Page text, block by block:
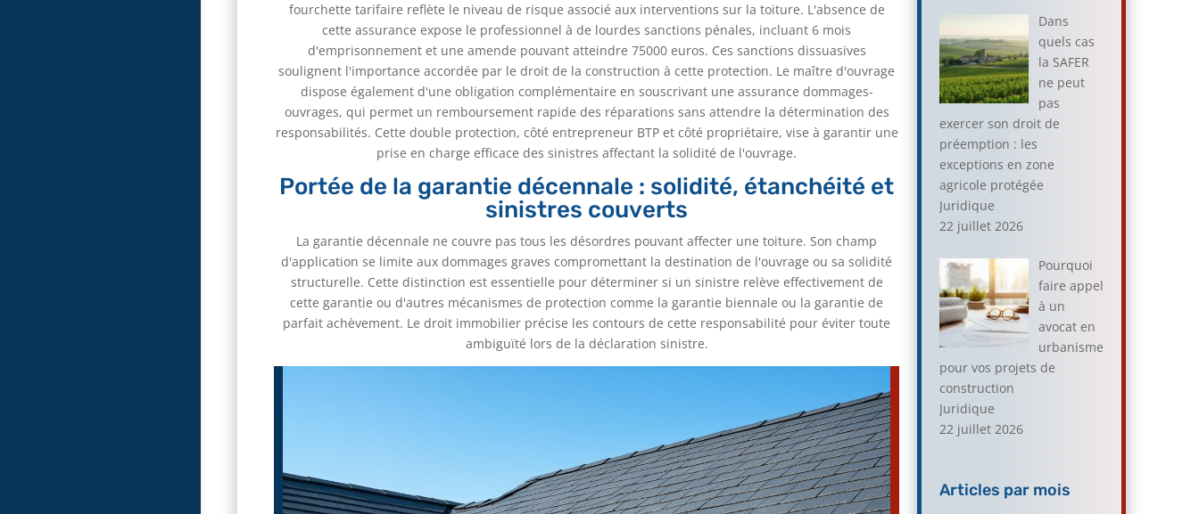
fourchette tarifaire reflète le niveau de risque associé aux interventions sur la toiture. L'absence de
cette assurance expose le professionnel à de lourdes sanctions pénales, incluant 6 mois
d'emprisonnement et une amende pouvant atteindre 75000 euros. Ces sanctions dissuasives
soulignent l'importance accordée par le droit de la construction à cette protection. Le maître d'ouvrage
dispose également d'une obligation complémentaire en souscrivant une assurance dommages-
ouvrages, qui permet un remboursement rapide des réparations sans attendre la détermination des
responsabilités. Cette double protection, côté entrepreneur BTP et côté propriétaire, vise à garantir une
prise en charge efficace des sinistres affectant la solidité de l'ouvrage.
Portée de la garantie décennale : solidité, étanchéité et
sinistres couverts
La garantie décennale ne couvre pas tous les désordres pouvant affecter une toiture. Son champ
d'application se limite aux dommages graves compromettant la destination de l'ouvrage ou sa solidité
structurelle. Cette distinction est essentielle pour déterminer si un sinistre relève effectivement de
cette garantie ou d'autres mécanismes de protection comme la garantie biennale ou la garantie de
parfait achèvement. Le droit immobilier précise les contours de cette responsabilité pour éviter toute
ambiguïté lors de la déclaration sinistre.
Dans
quels cas
la SAFER
ne peut
pas
exercer son droit de
préemption : les
exceptions en zone
agricole protégée
Juridique
22 juillet 2026
Pourquoi
faire appel
à un
avocat en
urbanisme
pour vos projets de
construction
Juridique
22 juillet 2026
Articles par mois